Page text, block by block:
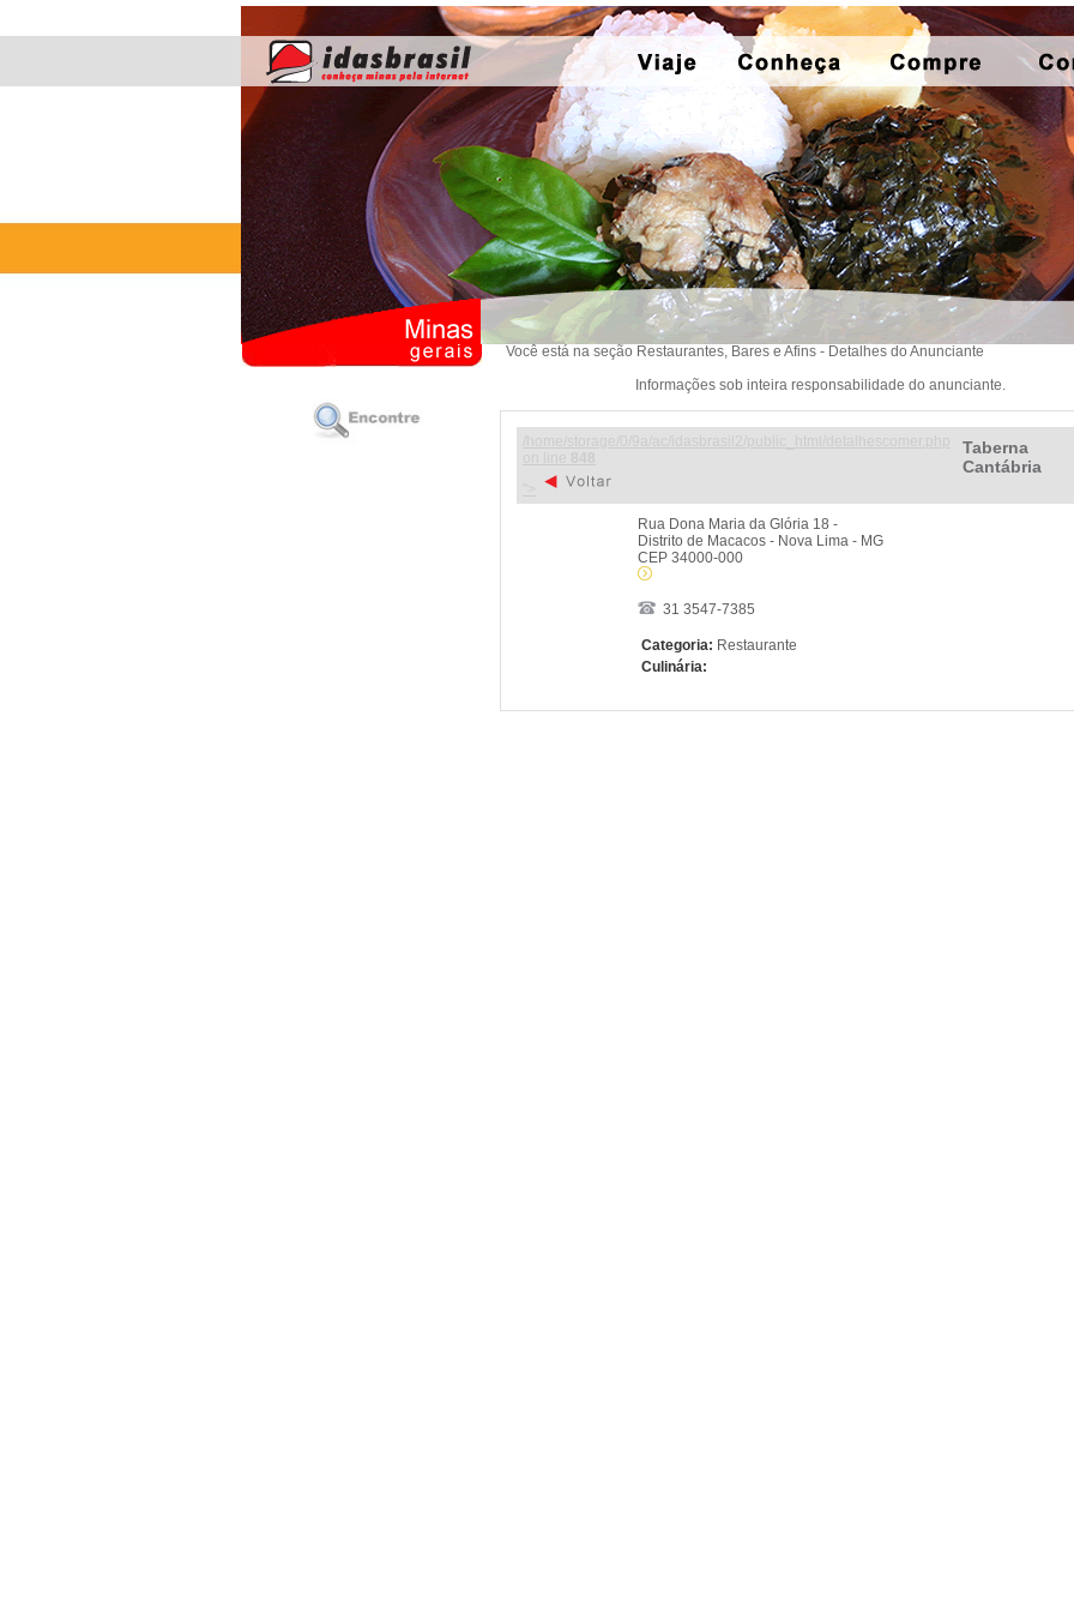
Você está na seção Restaurantes, Bares e Afins - Detalhes do Anunciante
Informações sob inteira responsabilidade do anunciante.
Taberna
Cantábria
Rua Dona Maria da Glória 18 -
Distrito de Macacos - Nova Lima - MG
CEP 34000-000
31 3547-7385
Categoria: Restaurante
Culinária: